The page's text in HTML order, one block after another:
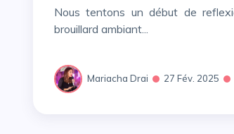
Nous tentons un début de reflexion dans le
brouillard ambiant...
Mariacha Drai 27 Fév. 2025